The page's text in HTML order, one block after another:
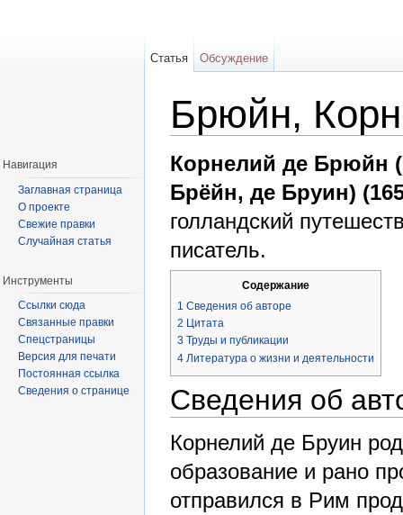
Брюйн,
Корнелий де Брюйн
Брёйн, де Бруин)
голландский
писатель.
Содержание
1 Сведения об авторе
2 Цитата
3 Труды и публикации
4 Литература о жизни и деятельности
Сведения об
Корнелий де Бруин
образование и рано
отправился в Рим
Статья Обсуждение
Навигация
Заглавная страница
О проекте
Свежие правки
Случайная статья
Инструменты
Ссылки сюда
Связанные правки
Спецстраницы
Версия для печати
Постоянная ссылка
Сведения о странице